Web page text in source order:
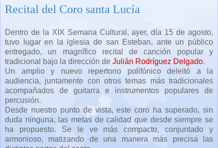
Recital del Coro santa Lucía
Dentro de la XIX Semana Cultural, ayer, día 15 de agosto,
tuvo lugar en la iglesia de san Esteban, ante un público
entregado, un magnífico recital de canción popular y
tradicional bajo la dirección de Julián Rodríguez Delgado.
Un amplio y nuevo repertorio polifónico deleitó a la
audiencia, juntamente con otros temas más tradicionales
acompañados de guitarra e instrumentos populares de
percusión.
Desde nuestro punto de vista, este coro ha superado, sin
duda ninguna, las metas de calidad que desde siempre se
ha propuesto. Se le ve más compacto, conjuntado y
armonioso, matizando de una manera más precisa las